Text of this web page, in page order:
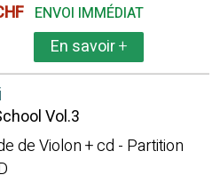
ENVOI IMMÉDIAT
En savoir+
Vol.3
de Violon + cd - Partition